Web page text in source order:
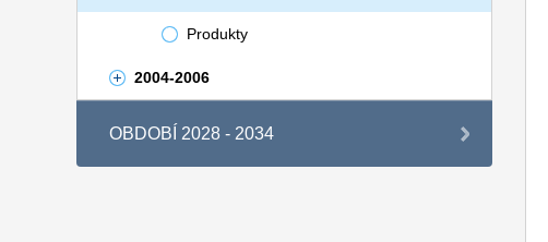
Produkty
2004-2006
OBDOBÍ 2028 - 2034